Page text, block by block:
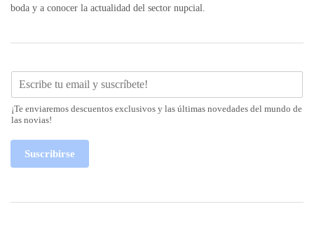
boda y a conocer la actualidad del sector nupcial.
¡Te enviaremos descuentos exclusivos y las últimas novedades del mundo de
las novias!
Suscribirse